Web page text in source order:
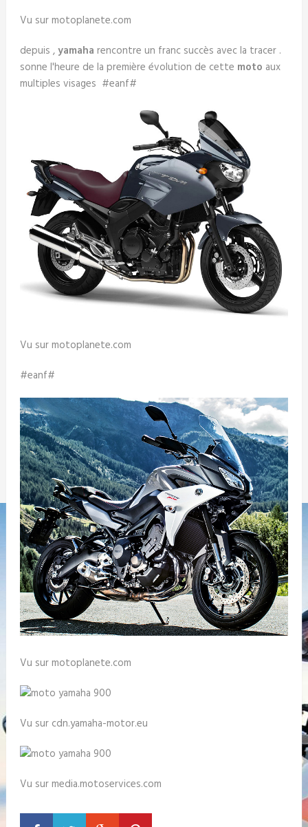
Vu sur motoplanete.com
depuis ,yamaha rencontre un franc succès avec la tracer .
sonne l'heure de la première évolution de cette moto aux
multiples visages #eanf#
Vu sur motoplanete.com
#eanf#
Vu sur motoplanete.com
Vu sur cdn.yamaha-motor.eu
Vu sur media.motoservices.com